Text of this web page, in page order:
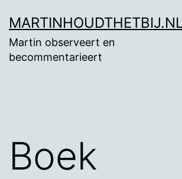
naar
de
Martin observeert en
becommentarieert
Boek